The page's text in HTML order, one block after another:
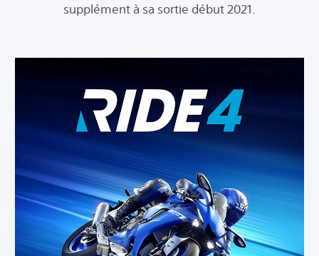
supplément à sa sortie début 2021.